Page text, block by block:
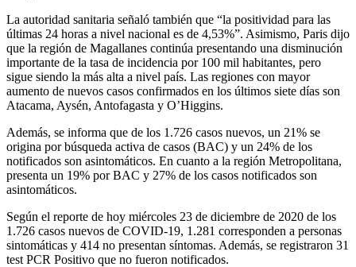
La autoridad sanitaria señaló también que “la positividad para las
últimas 24 horas a nivel nacional es de 4,53%”. Asimismo, Paris dijo
que la región de Magallanes continúa presentando una disminución
importante de la tasa de incidencia por 100 mil habitantes, pero
sigue siendo la más alta a nivel país. Las regiones con mayor
aumento de nuevos casos confirmados en los últimos siete días son
Atacama, Aysén, Antofagasta y O’Higgins.
Además, se informa que de los 1.726 casos nuevos, un 21% se
origina por búsqueda activa de casos (BAC) y un 24% de los
notificados son asintomáticos. En cuanto a la región Metropolitana,
presenta un 19% por BAC y 27% de los casos notificados son
asintomáticos.
Según el reporte de hoy miércoles 23 de diciembre de 2020 de los
1.726 casos nuevos de COVID-19, 1.281 corresponden a personas
sintomáticas y 414 no presentan síntomas. Además, se registraron 31
test PCR Positivo que no fueron notificados.